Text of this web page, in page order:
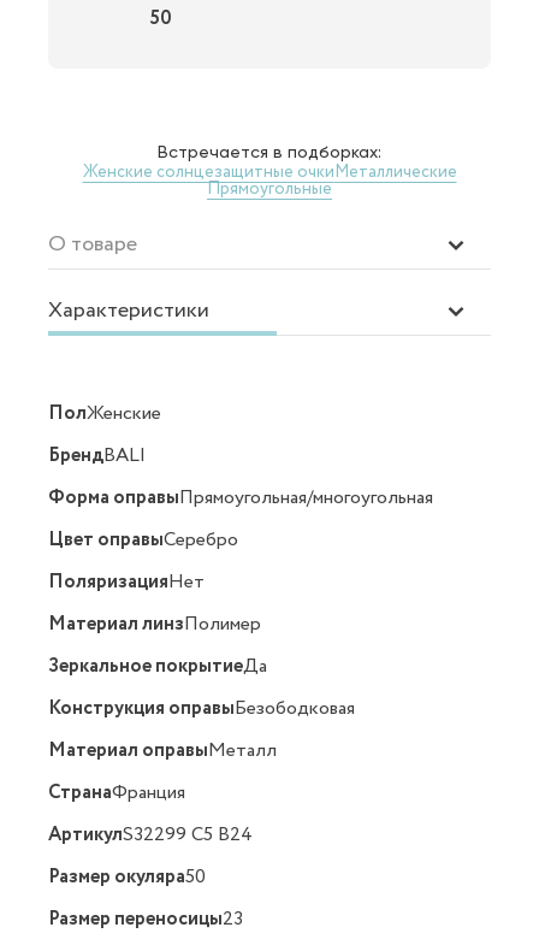
50
Встречается в подборках:
Женские солнцезащитные очкиМеталлические
Прямоугольные
О товаре
Характеристики
ПолЖенские
БрендBALI
Форма оправыПрямоугольная/многоугольная
Цвет оправыСеребро
ПоляризацияНет
Материал линзПолимер
Зеркальное покрытиеДа
Конструкция оправыБезободковая
Материал оправыМеталл
СтранаФранция
АртикулS32299 C5 B24
Размер окуляра50
Размер переносицы23